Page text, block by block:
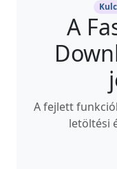
A
A fejlett
letöltési